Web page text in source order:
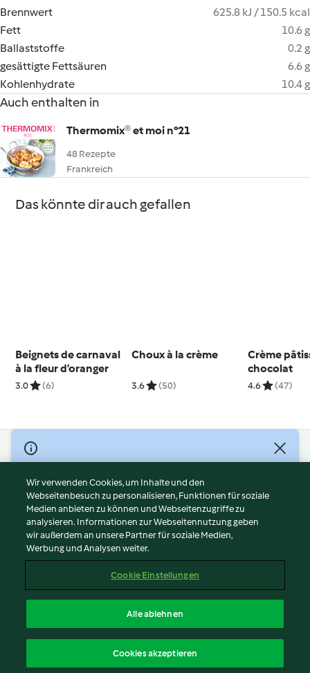
Brennwert
625.8 kJ / 150.5 kcal
Fett
10.6 g
Ballaststoffe
0.2 g
gesättigte Fettsäuren
6.6 g
Kohlenhydrate
10.4 g
Auch enthalten in
Thermomix® et moi n°21
48 Rezepte
Frankreich
Das könnte dir auch gefallen
Beignets de carnaval
à la fleur d’oranger
3.0 (6)
Choux à la crème
3.6 (50)
Crème
chocolat
4.6 (47)
© Copyright 2026
Nutzungsbedingungen
Datenschutzrichtlinien
Disclaimer
Impressum
Cookies
Abo kündigen
Erklärung zur Barrierefreiheit
Wir verwenden Cookies, um Inhalte und den
Webseitenbesuch zu personalisieren, Funktionen für soziale
Medien anbieten zu können und Webseitenzugriffe zu
analysieren. Informationen zur Webseitennutzung geben
wir außerdem an unsere Partner für soziale Medien,
Werbung und Analysen weiter.
Cookie Einstellungen
Alle ablehnen
Cookies akzeptieren